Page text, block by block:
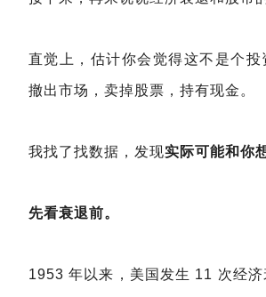
直觉上，估计你会觉得这不是个投
撤出市场，卖掉股票，持有现金。
我找了找数据，发现实际可能和你
先看衰退前。
1953 年以来，美国发生 11 次经